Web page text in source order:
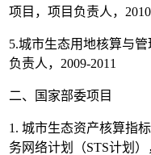
项目，项目负责人，
5.城市生态用地核算与
负责人，2009-2011
二、国家部委项目
1. 城市生态资产核算指
务网络计划（STS计划